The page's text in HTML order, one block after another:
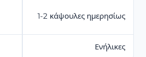
1-2 κάψουλες ημερησίως
Ενήλικες